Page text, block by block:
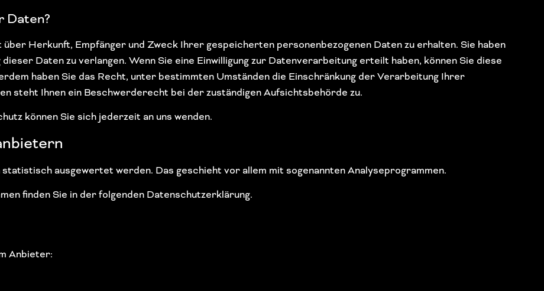
Daten?
Herkunft, Empfänger und Zweck Ihrer gespeicherten personenbezogenen Daten zu erhalten. Sie haben
Daten zu verlangen. Wenn Sie eine Einwilligung zur Datenverarbeitung erteilt haben, können Sie diese
haben Sie das Recht, unter bestimmten Umständen die Einschränkung der Verarbeitung Ihrer
steht Ihnen ein Beschwerderecht bei der zuständigen Aufsichtsbehörde zu.
können Sie sich jederzeit an uns wenden.
ausgewertet werden. Das geschieht vor allem mit sogenannten Analyseprogrammen.
finden Sie in der folgenden Datenschutzerklärung.
Anbieter: